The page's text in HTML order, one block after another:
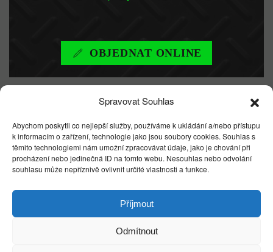
Spravovat Souhlas
Abychom poskytli co nejlepší služby, používáme k ukládání a/nebo přístupu
k informacím o zařízení, technologie jako jsou soubory cookies. Souhlas s
těmito technologiemi nám umožní zpracovávat údaje, jako je chování při
procházení nebo jedinečná ID na tomto webu. Nesouhlas nebo odvolání
souhlasu může nepříznivě ovlivnit určité vlastnosti a funkce.
Příjmout
Odmítnout
OBJEDNAT ONLINE
DŮLEŽITÉ
INFORMACE
Každá úprava je individuální. Lze ji přizpůsobit přání
zákazníka. Kontaktujte nás a sdělte nám Vaší
představu nebo nás navštivte a prohlédněte si naše